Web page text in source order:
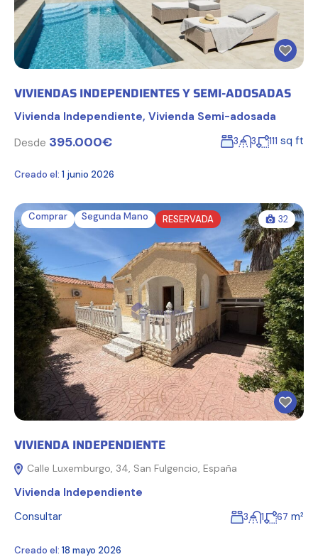
VIVIENDAS INDEPENDIENTES Y SEMI-ADOSADAS
Vivienda Independiente, Vivienda Semi-adosada
Desde 395.000€ 3 3 111 sq ft
Creado el: 1 junio 2026
Comprar Segunda Mano RESERVADA 32
VIVIENDA INDEPENDIENTE
Calle Luxemburgo, 34, San Fulgencio, España
Vivienda Independiente
Consultar
3 1 67 m²
Creado el: 18 mayo 2026